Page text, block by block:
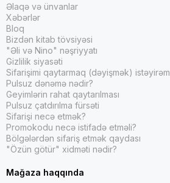
Əlaqə və ünvanlar
Xəbərlər
Bloq
Bizdən kitab tövsiyəsi
"Əli və Nino" nəşriyyatı
Gizlilik siyasəti
Sifarişimi qaytarmaq (dəyişmək) istəyirəm
Pulsuz dənəmə nədir?
Geyimlərin rahat qaytarılması
Pulsuz çatdırılma fürsəti
Sifarişi necə etmək?
Promokodu necə istifadə etməli?
Bölgələrdən sifariş etmək qaydası
"Özün götür" xidməti nədir?
Mağaza haqqında